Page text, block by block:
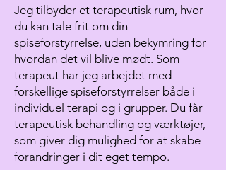
Jeg tilbyder et terapeutisk rum, hvor
du kan tale frit om din
spiseforstyrrelse, uden bekymring for
hvordan det vil blive mødt. Som
terapeut har jeg arbejdet med
forskellige spiseforstyrrelser både i
individuel terapi og i grupper. Du får
terapeutisk behandling og værktøjer,
som giver dig mulighed for at skabe
forandringer i dit eget tempo.